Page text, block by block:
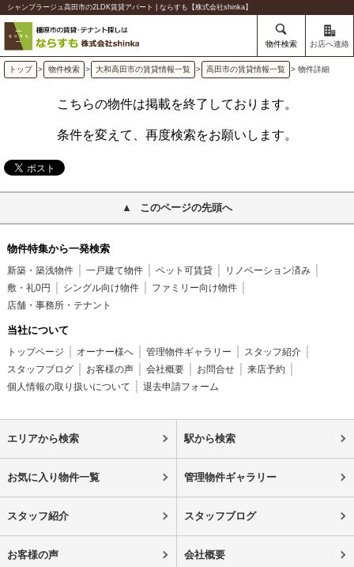
シャンプラージュ高田市の2LDK賃貸アパート | ならすも【株式会社shinka】
物件検索 お店へ連絡
トップ > 物件検索 > 大和高田市の賃貸情報一覧 > 高田市の賃貸情報一覧 > 物件詳細
こちらの物件は掲載を終了しております。
条件を変えて、再度検索をお願いします。
このページの先頭へ
物件特集から一発検索
新築・築浅物件 一戸建て物件 ペット可賃貸
リノベーション済み
敷・礼0円
シングル向け物件
ファミリー向け物件
店舗・事務所・テナント
当社について
トップページ オーナー様へ 管理物件ギャラリー
スタッフ紹介
スタッフブログ
お客様の声 会社概要 お問合せ
来店予約
個人情報の取り扱いについて
退去申請フォーム
エリアから検索 駅から検索
お気に入り物件一覧 管理物件ギャラリー
スタッフ紹介 スタッフブログ
お客様の声 会社概要